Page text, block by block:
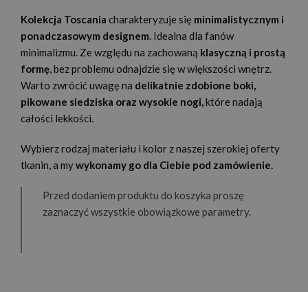
Kolekcja Toscania charakteryzuje się minimalistycznym i
ponadczasowym designem. Idealna dla fanów
minimalizmu. Ze względu na zachowaną klasyczną i prostą
formę, bez problemu odnajdzie się w większości wnętrz.
Warto zwrócić uwagę na delikatnie zdobione boki,
pikowane siedziska oraz wysokie nogi,które nadają
całości lekkości.
Wybierz rodzaj materiału i kolor z naszej szerokiej oferty
tkanin, a mywykonamy go dla Ciebie pod zamówienie.
Przed dodaniem produktu do koszyka proszę
zaznaczyć wszystkie obowiązkowe parametry.